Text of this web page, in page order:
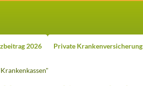
2026 Private Krankenversicherung